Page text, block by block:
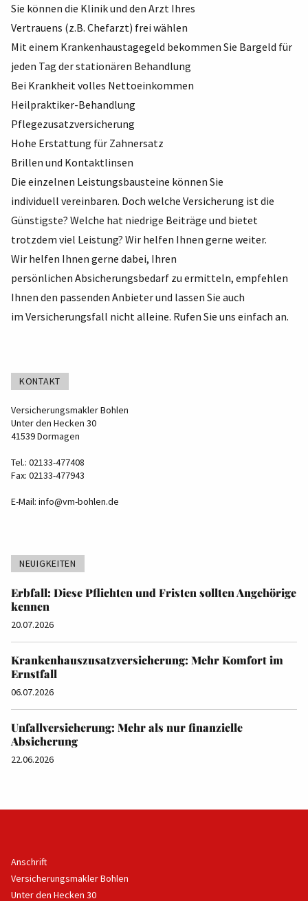
Sie können die Klinik und den Arzt Ihres
Vertrauens (z.B. Chefarzt) frei wählen
Mit einem Krankenhaustagegeld bekommen Sie Bargeld für
jeden Tag der stationären Behandlung
Bei Krankheit volles Nettoeinkommen
Heilpraktiker-Behandlung
Pflegezusatzversicherung
Hohe Erstattung für Zahnersatz
Brillen und Kontaktlinsen
Die einzelnen Leistungsbausteine können Sie
individuell vereinbaren. Doch welche Versicherung ist die
Günstigste? Welche hat niedrige Beiträge und bietet
trotzdem viel Leistung? Wir helfen Ihnen gerne weiter.
Wir helfen Ihnen gerne dabei, Ihren
persönlichen Absicherungsbedarf zu ermitteln, empfehlen
Ihnen den passenden Anbieter und lassen Sie auch
im Versicherungsfall nicht alleine. Rufen Sie uns einfach an.
KONTAKT
Versicherungsmakler Bohlen
Unter den Hecken 30
41539 Dormagen
Tel.: 02133-477408
Fax: 02133-477943
E-Mail: info@vm-bohlen.de
NEUIGKEITEN
Erbfall: Diese Pflichten und Fristen sollten Angehörige
kennen
20.07.2026
Krankenhauszusatzversicherung: Mehr Komfort im
Ernstfall
06.07.2026
Unfallversicherung: Mehr als nur finanzielle
Absicherung
22.06.2026
Anschrift
Versicherungsmakler Bohlen
Unter den Hecken 30